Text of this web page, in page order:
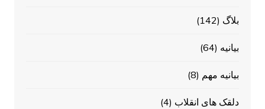
بلاگ (142)
بیانیه (64)
بیانیه مهم (8)
دلقک های انقلاب (4)